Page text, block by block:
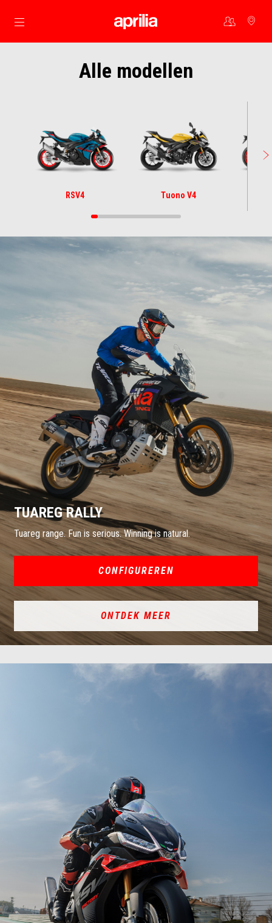
Ga naar de hoofdcontent
Alle modellen
RSV4 Tuono V4
TUAREG RALLY
Tuareg range. Fun is serious. Winning is natural.
CONFIGUREREN
ONTDEK MEER